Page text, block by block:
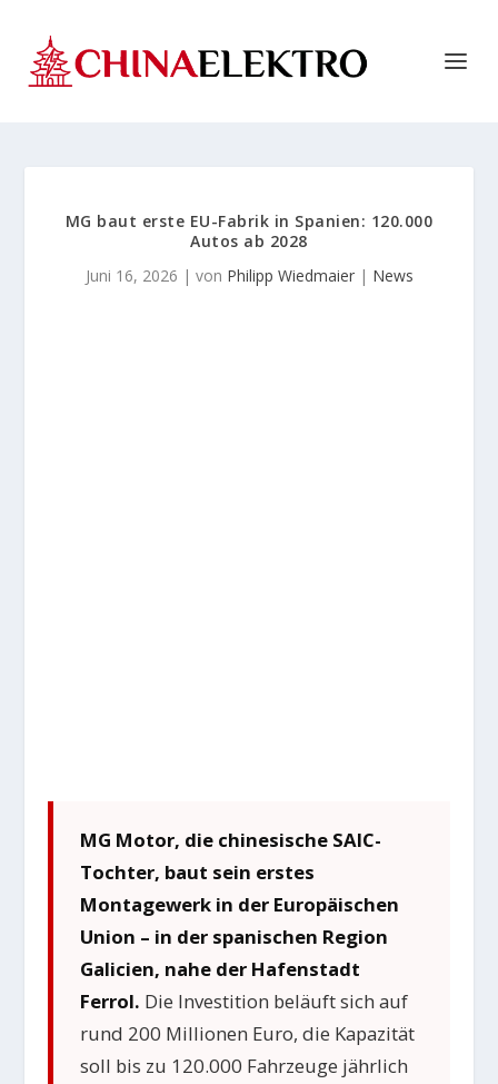
MG baut erste EU-Fabrik in Spanien: 120.000
Autos ab 2028
Juni 16, 2026 | von Philipp Wiedmaier| News
MG Motor, die chinesische SAIC-
Tochter, baut sein erstes
Montagewerk in der Europäischen
Union – in der spanischen Region
Galicien, nahe der Hafenstadt
Ferrol. Die Investition beläuft sich auf
rund 200 Millionen Euro, die Kapazität
soll bis zu 120.000 Fahrzeuge jährlich